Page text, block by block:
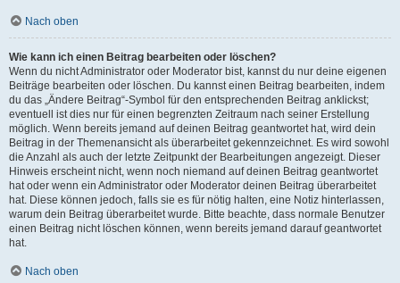
Nach oben
Wie kann ich einen Beitrag bearbeiten oder löschen?
Wenn du nicht Administrator oder Moderator bist, kannst du nur deine eigenen
Beiträge bearbeiten oder löschen. Du kannst einen Beitrag bearbeiten, indem
du das „Ändere Beitrag“-Symbol für den entsprechenden Beitrag anklickst;
eventuell ist dies nur für einen begrenzten Zeitraum nach seiner Erstellung
möglich. Wenn bereits jemand auf deinen Beitrag geantwortet hat, wird dein
Beitrag in der Themenansicht als überarbeitet gekennzeichnet. Es wird sowohl
die Anzahl als auch der letzte Zeitpunkt der Bearbeitungen angezeigt. Dieser
Hinweis erscheint nicht, wenn noch niemand auf deinen Beitrag geantwortet
hat oder wenn ein Administrator oder Moderator deinen Beitrag überarbeitet
hat. Diese können jedoch, falls sie es für nötig halten, eine Notiz hinterlassen,
warum dein Beitrag überarbeitet wurde. Bitte beachte, dass normale Benutzer
einen Beitrag nicht löschen können, wenn bereits jemand darauf geantwortet
hat.
Nach oben